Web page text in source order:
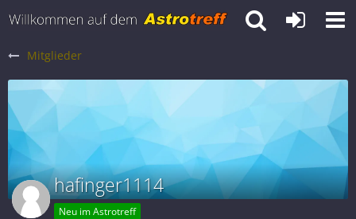
Mitglieder
hafinger1114
Neu im Astrotreff